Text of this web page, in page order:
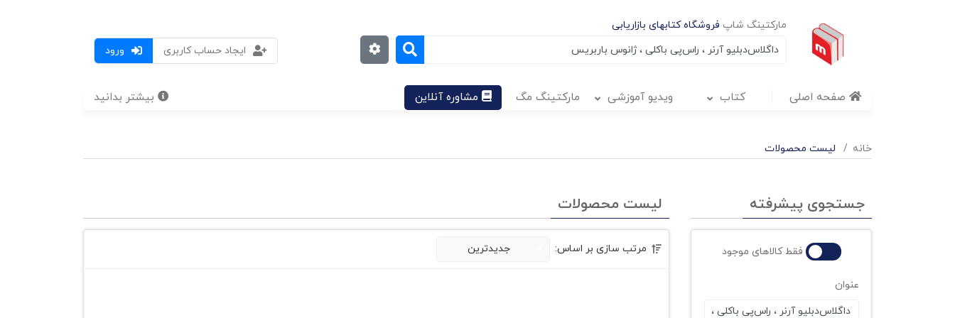
مارکتینگ شاپ فروشگاه کتابهای بازاریابی
ورود
ایجاد حساب کاربری
صفحه اصلی کتاب ویدیو آموزشی مارکتینگ مگ مشاوره آنلاین بیشتر بدانید
خانه لیست محصولات
جستجوی پیشرفته
فقط کالاهای موجود
عنوان
لیست محصولات
مرتب سازی بر اساس: جدیدترین